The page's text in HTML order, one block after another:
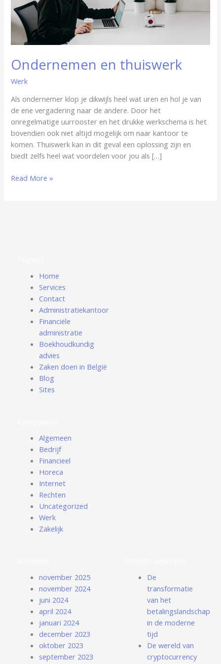
Ondernemen en thuiswerk
Werk
Als ondernemer klop je dikwijls heel wat uren en hol je van
de ene vergadering naar de andere. Door het
onregelmatige uurrooster en het drukke werkschema is het
bovendien ook niet altijd mogelijk om naar kantoor te
komen. Thuiswerk kan in dit geval een oplossing zijn en
biedt zelfs heel wat voordelen voor jou als […]
Read More »
Home
Services
Contact
Administratiekantoor
Financiële
administratie
Boekhoudkundig
advies
Zaken doen in België
Blog
Sites
Algemeen
Bedrijf
Financieel
Horeca
Internet
Rechten
Uncategorized
Werk
Zakelijk
november 2025
november 2024
juni 2024
april 2024
januari 2024
december 2023
oktober 2023
september 2023
De
transformatie
van het
betalingslandschap
in de moderne
tijd
De wereld van
cryptocurrency